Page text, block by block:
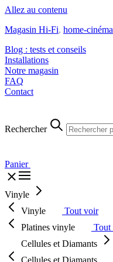
Allez au contenu
Magasin Hi-Fi, home-cinéma
Blog : tests et conseils
Installations
Notre magasin
FAQ
Contact
Rechercher
Panier
Vinyle
Vinyle
Tout voir
Platines vinyle
Tout
Cellules et Diamants
Cellules et Diamants